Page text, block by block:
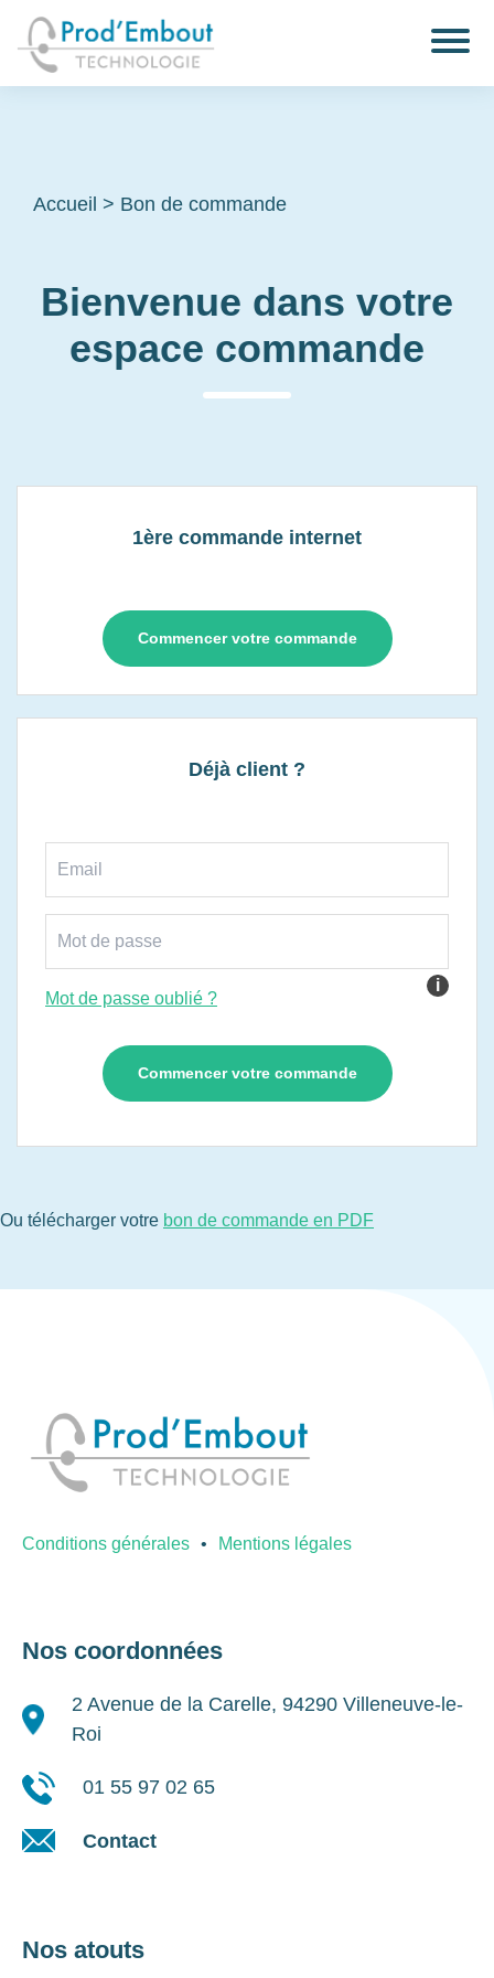
Accueil > Bon de commande
Bienvenue dans votre
espace commande
1ère commande internet
Commencer votre commande
Déjà client ?
i
Mot de passe oublié ?
Ou télécharger votre bon de commande en PDF
Conditions générales Mentions légales
Nos coordonnées
2 Avenue de la Carelle, 94290 Villeneuve-le-
Roi
01 55 97 02 65
Contact
Nos atouts